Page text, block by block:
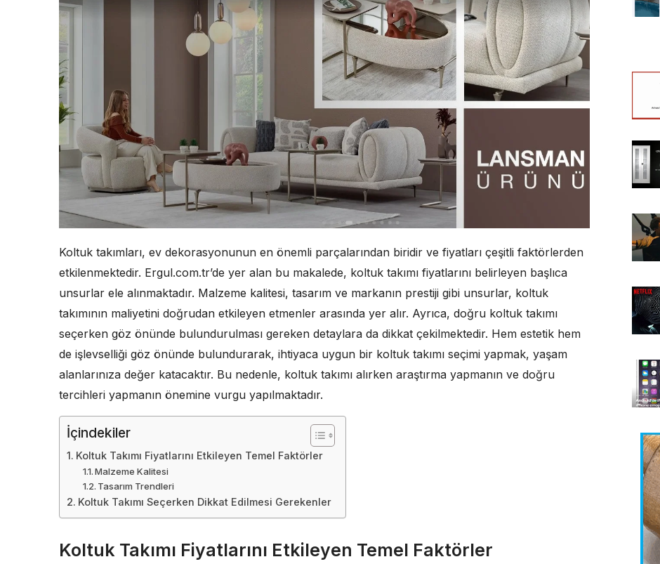
Koltuk takımları, ev dekorasyonunun en önemli parçalarından biridir ve fiyatları çeşitli faktörlerden
etkilenmektedir. Ergul.com.tr’de yer alan bu makalede, koltuk takımı fiyatlarını belirleyen başlıca
unsurlar ele alınmaktadır. Malzeme kalitesi, tasarım ve markanın prestiji gibi unsurlar, koltuk
takımının maliyetini doğrudan etkileyen etmenler arasında yer alır. Ayrıca, doğru koltuk takımı
seçerken göz önünde bulundurulması gereken detaylara da dikkat çekilmektedir. Hem estetik hem
de işlevselliği göz önünde bulundurarak, ihtiyaca uygun bir koltuk takımı seçimi yapmak, yaşam
alanlarınıza değer katacaktır. Bu nedenle, koltuk takımı alırken araştırma yapmanın ve doğru
tercihleri yapmanın önemine vurgu yapılmaktadır.
İçindekiler
Koltuk Takımı Fiyatlarını Etkileyen Temel Faktörler
Malzeme Kalitesi
Tasarım Trendleri
Koltuk Takımı Seçerken Dikkat Edilmesi Gerekenler
Koltuk Takımı Fiyatlarını Etkileyen Temel Faktörler